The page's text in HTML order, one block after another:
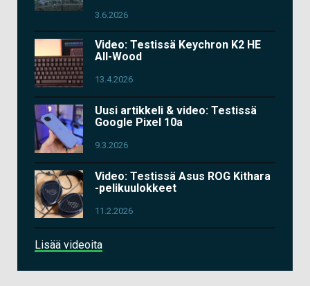
3.6.2026
Video: Testissä Keychron K2 HE
All-Wood
13.4.2026
Uusi artikkeli & video: Testissä
Google Pixel 10a
9.3.2026
Video: Testissä Asus ROG Kithara
-pelikuulokkeet
11.2.2026
Lisää videoita